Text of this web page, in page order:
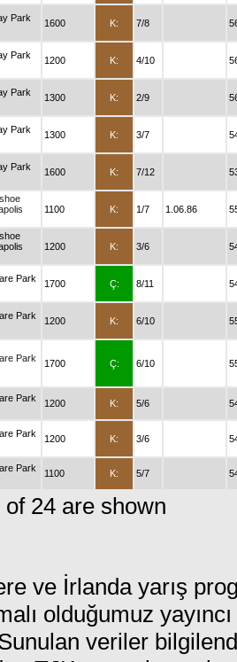
Park
1600 K: 7/8
Park
1200 K: 4/10
Park
1300 K: 2/9
Park
1300 K: 3/7
Park
1600 K: 7/12
1100 K: 1/7 1.06.86
1200 K: 3/6
Park
1700 Ç: 8/11
Park
1200 K: 6/10
Park
1700 Ç: 6/10
Park
1200 K: 5/6
Park
1200 K: 3/6
Park
1100 K: 5/7
24 are shown
ve İrlanda yarış
olduğumuz
veriler